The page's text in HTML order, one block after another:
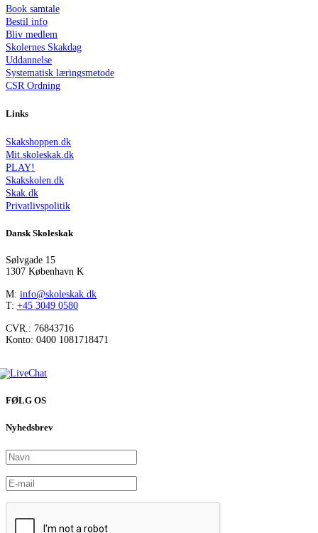
Book samtale
Bestil info
Bliv medlem
Skolernes Skakdag
Uddannelse
Systematisk læringsmetode
CSR Ordning
Links
Skakshoppen.dk
Mit.skoleskak.dk
PLAY!
Skakskolen.dk
Skak.dk
Privatlivspolitik
Dansk Skoleskak
Sølvgade 15
1307 København K
M: info@skoleskak.dk
T: +45 3049 0580
CVR.: 76843716
Konto: 0400 1081718471
FØLG OS
Nyhedsbrev